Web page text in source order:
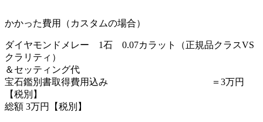
かかった費用（カスタムの場合）
ダイヤモンドメレー 1石 0.07カラット（正規品クラスVS
クラリティ）
＆セッティング代
宝石鑑別書取得費用込み ＝3万円
【税別】
総額 3万円【税別】